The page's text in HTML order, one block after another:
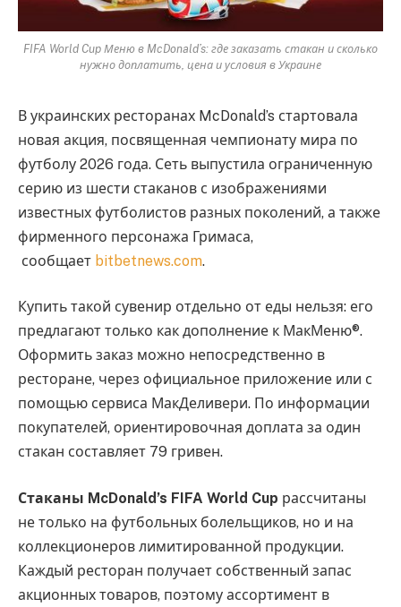
FIFA World Cup Меню в McDonald’s: где заказать стакан и сколько
нужно доплатить, цена и условия в Украине
В украинских ресторанах McDonald’s стартовала
новая акция, посвященная чемпионату мира по
футболу 2026 года. Сеть выпустила ограниченную
серию из шести стаканов с изображениями
известных футболистов разных поколений, а также
фирменного персонажа Гримаса,
сообщает bitbetnews.com.
Купить такой сувенир отдельно от еды нельзя: его
предлагают только как дополнение к МакМеню®.
Оформить заказ можно непосредственно в
ресторане, через официальное приложение или с
помощью сервиса МакДеливери. По информации
покупателей, ориентировочная доплата за один
стакан составляет 79 гривен.
Стаканы McDonald’s FIFA World Cup рассчитаны
не только на футбольных болельщиков, но и на
коллекционеров лимитированной продукции.
Каждый ресторан получает собственный запас
акционных товаров, поэтому ассортимент в